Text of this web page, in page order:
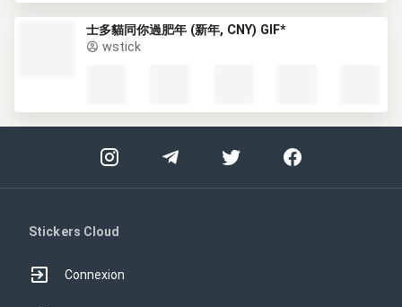
士多貓同你過肥年 (新年, CNY) GIF*
wstick
Stickers Cloud
Connexion